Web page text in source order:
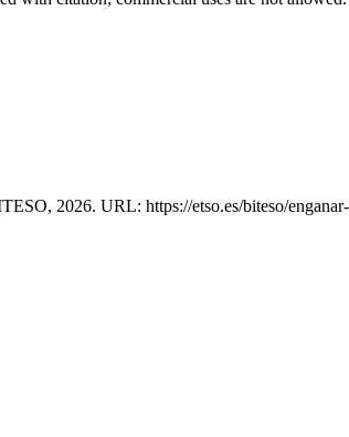
2026. URL: https://etso.es/biteso/enganar-